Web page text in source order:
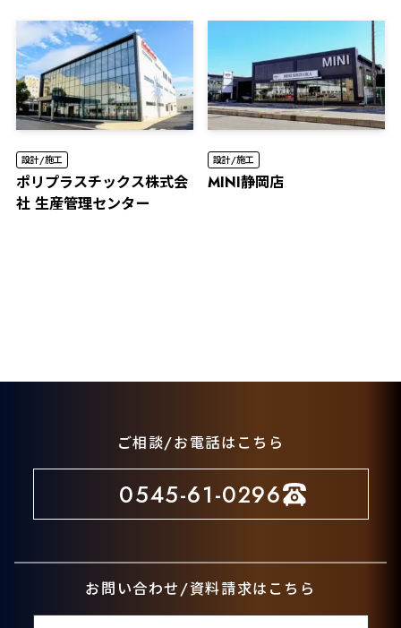
設計/施工
ポリプラスチックス株式会
社 生産管理センター
設計/施工
MINI静岡店
ご相談/お電話はこちら
0545-61-0296
お問い合わせ/資料請求はこちら